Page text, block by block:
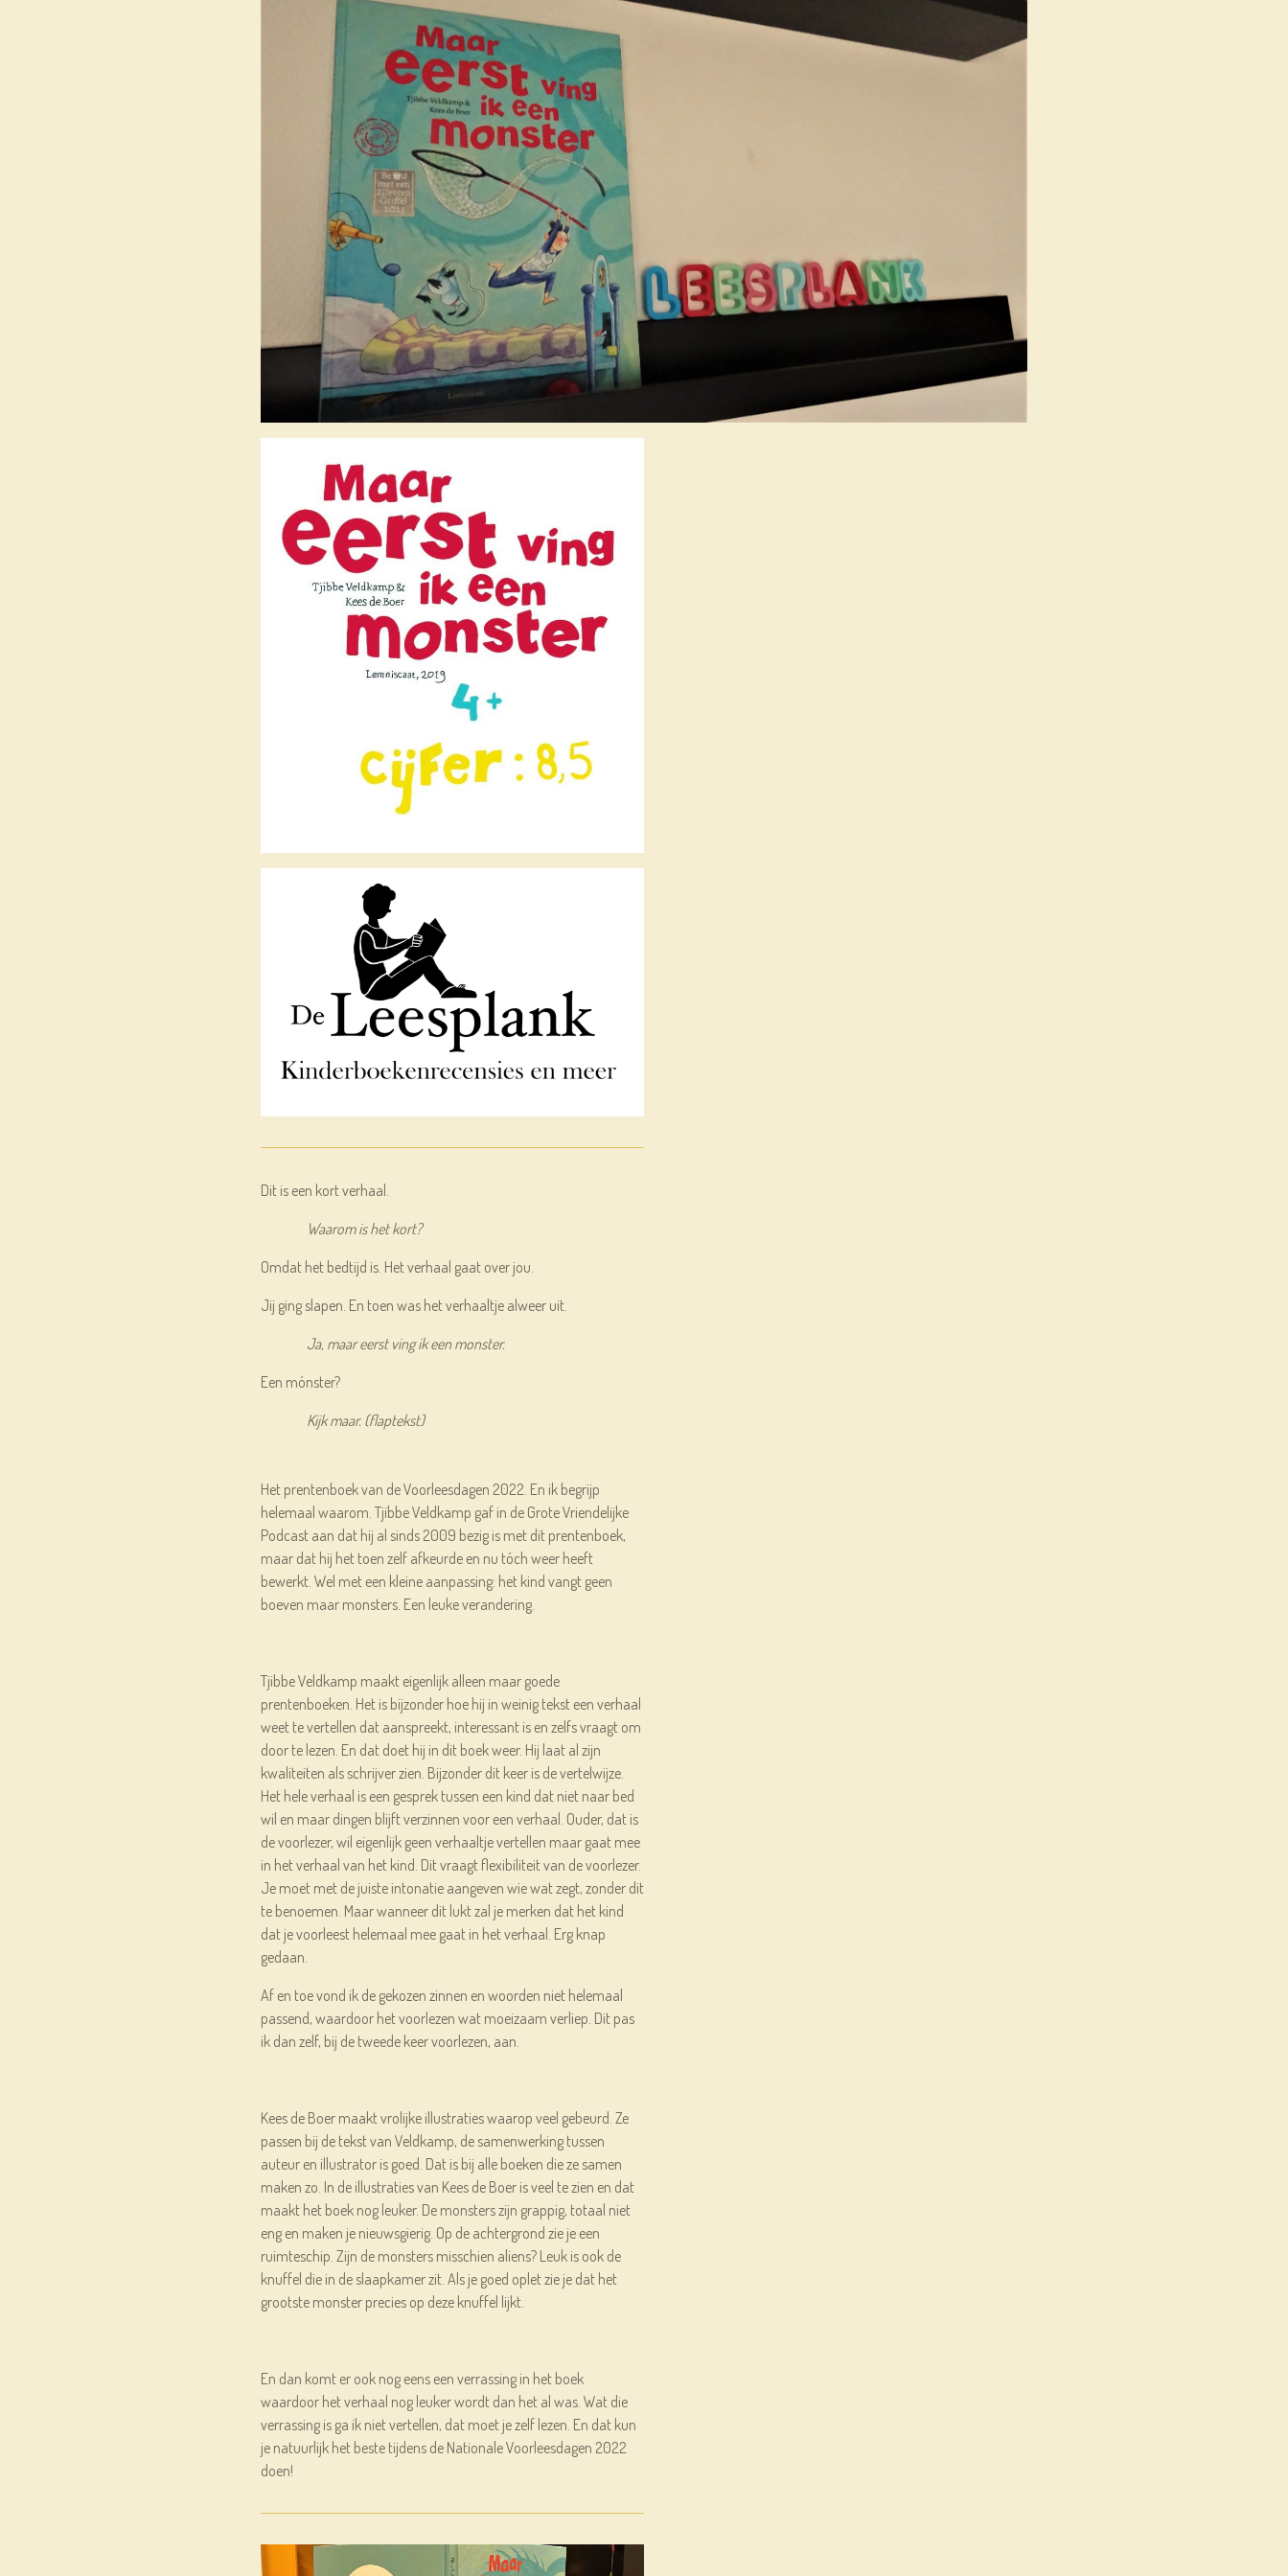
Dit is een kort verhaal.
Waarom is het kort?
Omdat het bedtijd is. Het verhaal gaat over jou.
Jij ging slapen. En toen was het verhaaltje alweer uit.
Ja, maar eerst ving ik een monster.
Een mónster?
Kijk maar. (flaptekst)
Het prentenboek van de Voorleesdagen 2022. En ik begrijp
helemaal waarom. Tjibbe Veldkamp gaf in de Grote Vriendelijke
Podcast aan dat hij al sinds 2009 bezig is met dit prentenboek,
maar dat hij het toen zelf afkeurde en nu tóch weer heeft
bewerkt. Wel met een kleine aanpassing: het kind vangt geen
boeven maar monsters. Een leuke verandering.
Tjibbe Veldkamp maakt eigenlijk alleen maar goede
prentenboeken. Het is bijzonder hoe hij in weinig tekst een verhaal
weet te vertellen dat aanspreekt, interessant is en zelfs vraagt om
door te lezen. En dat doet hij in dit boek weer. Hij laat al zijn
kwaliteiten als schrijver zien. Bijzonder dit keer is de vertelwijze.
Het hele verhaal is een gesprek tussen een kind dat niet naar bed
wil en maar dingen blijft verzinnen voor een verhaal. Ouder, dat is
de voorlezer, wil eigenlijk geen verhaaltje vertellen maar gaat mee
in het verhaal van het kind. Dit vraagt flexibiliteit van de voorlezer.
Je moet met de juiste intonatie aangeven wie wat zegt, zonder dit
te benoemen. Maar wanneer dit lukt zal je merken dat het kind
dat je voorleest helemaal mee gaat in het verhaal. Erg knap
gedaan.
Af en toe vond ik de gekozen zinnen en woorden niet helemaal
passend, waardoor het voorlezen wat moeizaam verliep. Dit pas
ik dan zelf, bij de tweede keer voorlezen, aan.
Kees de Boer maakt vrolijke illustraties waarop veel gebeurd. Ze
passen bij de tekst van Veldkamp, de samenwerking tussen
auteur en illustrator is goed. Dat is bij alle boeken die ze samen
maken zo. In de illustraties van Kees de Boer is veel te zien en dat
maakt het boek nog leuker. De monsters zijn grappig, totaal niet
eng en maken je nieuwsgierig. Op de achtergrond zie je een
ruimteschip. Zijn de monsters misschien aliens? Leuk is ook de
knuffel die in de slaapkamer zit. Als je goed oplet zie je dat het
grootste monster precies op deze knuffel lijkt.
En dan komt er ook nog eens een verrassing in het boek
waardoor het verhaal nog leuker wordt dan het al was. Wat die
verrassing is ga ik niet vertellen, dat moet je zelf lezen. En dat kun
je natuurlijk het beste tijdens de Nationale Voorleesdagen 2022
doen!